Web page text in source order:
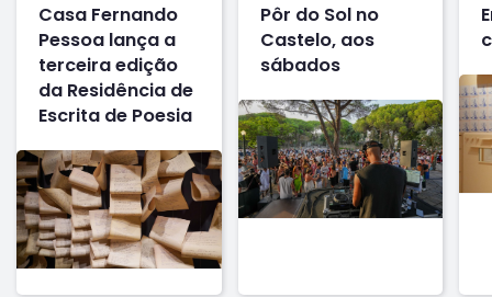
Casa Fernando
Pessoa lança a
terceira edição
da Residência de
Escrita de Poesia
Pôr do Sol no
Castelo, aos
sábados